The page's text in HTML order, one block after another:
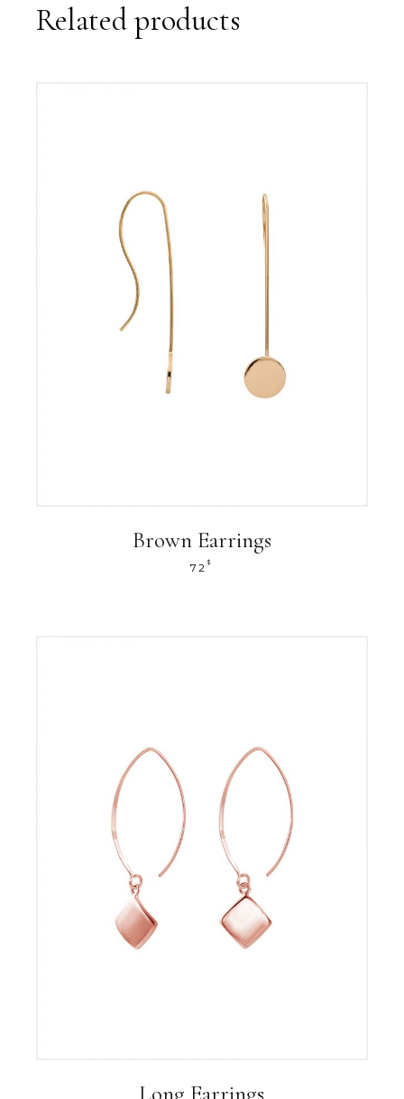
Related products
Brown Earrings
72 $
Long Earrings